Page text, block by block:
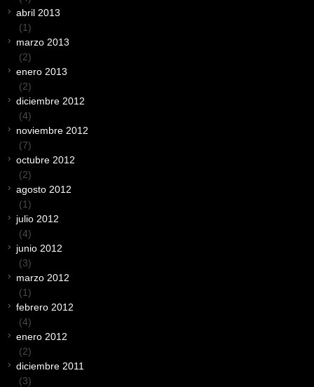
abril 2013
(1)
marzo 2013
(2)
enero 2013
(2)
diciembre 2012
(4)
noviembre 2012
(7)
octubre 2012
(2)
agosto 2012
(1)
julio 2012
(4)
junio 2012
(3)
marzo 2012
(1)
febrero 2012
(4)
enero 2012
(2)
diciembre 2011
(3)